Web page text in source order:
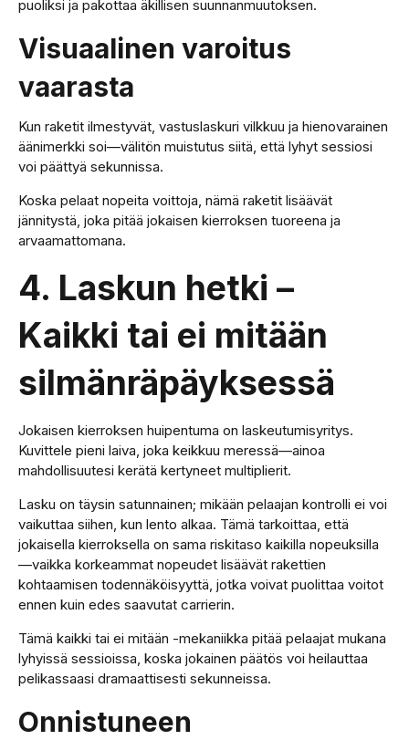
puoliksi ja pakottaa äkillisen suunnanmuutoksen.
Visuaalinen varoitus
vaarasta
Kun raketit ilmestyvät, vastuslaskuri vilkkuu ja hienovarainen
äänimerkki soi—välitön muistutus siitä, että lyhyt sessiosi
voi päättyä sekunnissa.
Koska pelaat nopeita voittoja, nämä raketit lisäävät
jännitystä, joka pitää jokaisen kierroksen tuoreena ja
arvaamattomana.
4. Laskun hetki –
Kaikki tai ei mitään
silmänräpäyksessä
Jokaisen kierroksen huipentuma on laskeutumisyritys.
Kuvittele pieni laiva, joka keikkuu meressä—ainoa
mahdollisuutesi kerätä kertyneet multiplierit.
Lasku on täysin satunnainen; mikään pelaajan kontrolli ei voi
vaikuttaa siihen, kun lento alkaa. Tämä tarkoittaa, että
jokaisella kierroksella on sama riskitaso kaikilla nopeuksilla
—vaikka korkeammat nopeudet lisäävät rakettien
kohtaamisen todennäköisyyttä, jotka voivat puolittaa voitot
ennen kuin edes saavutat carrierin.
Tämä kaikki tai ei mitään -mekaniikka pitää pelaajat mukana
lyhyissä sessioissa, koska jokainen päätös voi heilauttaa
pelikassaasi dramaattisesti sekunneissa.
Onnistuneen